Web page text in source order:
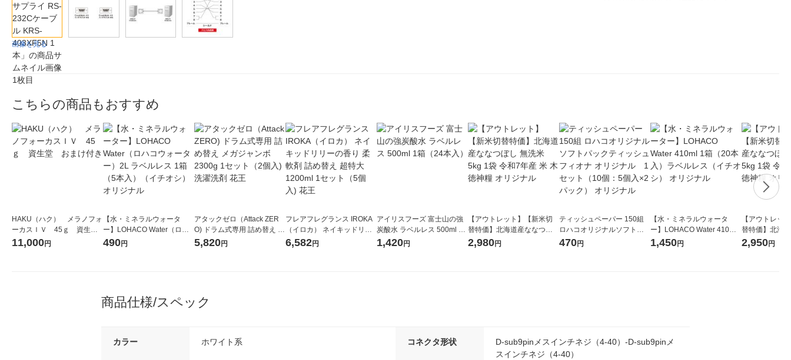
画像を見る
こちらの商品もおすすめ
HAKU（ハク） メラノフォ
ーカスＩＶ 45ｇ 資生
堂 おまけ付き
11,000円
【水・ミネラルウォータ
ー】LOHACO Water（ロハ
コウォーター）2L ラベルレ
490円
アタックゼロ（Attack ZER
O) ドラム式専用 詰め替え メ
ガジャンボ 2300g 1セット
5,820円
フレアフレグランス IROKA
（イロカ） ネイキッドリリ
ーの香り 柔軟剤 詰め替え 超
6,582円
アイリスフーズ 富士山の強
炭酸水 ラベルレス 500ml 1
箱（24本入）
1,420円
【アウトレット】【新米切
替特価】北海道産ななつぼ
し 無洗米 5kg 1袋 令和7年産
2,980円
ティッシュペーパー 150組
ロハコオリジナルソフトパ
ックティッシュ フィオナ オ
470円
【水・ミネラルウォータ
ー】LOHACO Water 410ml
1箱（20本入）ラベルレス
1,450円
【アウトレッ
替特価】北海
し 精白米 5kg
2,950円
商品仕様/スペック
カラー ホワイト系 コネクタ形状
D-sub9pinメスインチネジ（4-40）-D-sub9pinメ
スインチネジ（4-40）